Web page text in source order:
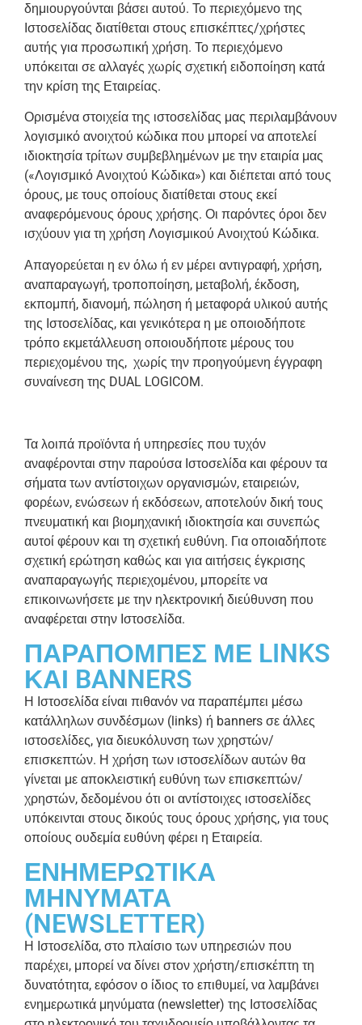
δημιουργούνται βάσει αυτού. Το περιεχόμενο της
Ιστοσελίδας διατίθεται στους επισκέπτες/χρήστες
αυτής για προσωπική χρήση. Το περιεχόμενο
υπόκειται σε αλλαγές χωρίς σχετική ειδοποίηση κατά
την κρίση της Εταιρείας.
Ορισμένα στοιχεία της ιστοσελίδας μας περιλαμβάνουν
λογισμικό ανοιχτού κώδικα που μπορεί να αποτελεί
ιδιοκτησία τρίτων συμβεβλημένων με την εταιρία μας
(«Λογισμικό Ανοιχτού Κώδικα») και διέπεται από τους
όρους, με τους οποίους διατίθεται στoυς εκεί
αναφερόμενους όρους χρήσης. Οι παρόντες όροι δεν
ισχύουν για τη χρήση Λογισμικού Ανοιχτού Κώδικα.
Απαγορεύεται η εν όλω ή εν μέρει αντιγραφή, χρήση,
αναπαραγωγή, τροποποίηση, μεταβολή, έκδοση,
εκπομπή, διανομή, πώληση ή μεταφορά υλικού αυτής
της Ιστοσελίδας, και γενικότερα η με οποιοδήποτε
τρόπο εκμετάλλευση οποιουδήποτε μέρους του
περιεχομένου της, χωρίς την προηγούμενη έγγραφη
συναίνεση της DUAL LOGICOM.
Τα λοιπά προϊόντα ή υπηρεσίες που τυχόν
αναφέρονται στην παρούσα Ιστοσελίδα και φέρουν τα
σήματα των αντίστοιχων οργανισμών, εταιρειών,
φορέων, ενώσεων ή εκδόσεων, αποτελούν δική τους
πνευματική και βιομηχανική ιδιοκτησία και συνεπώς
αυτοί φέρουν και τη σχετική ευθύνη. Για οποιαδήποτε
σχετική ερώτηση καθώς και για αιτήσεις έγκρισης
αναπαραγωγής περιεχομένου, μπορείτε να
επικοινωνήσετε με την ηλεκτρονική διεύθυνση που
αναφέρεται στην Ιστοσελίδα.
ΠΑΡΑΠΟΜΠΕΣ ΜΕ LINKS
ΚΑΙ BANNERS
Η Ιστοσελίδα είναι πιθανόν να παραπέμπει μέσω
κατάλληλων συνδέσμων (links) ή banners σε άλλες
ιστοσελίδες, για διευκόλυνση των χρηστών/
επισκεπτών. Η χρήση των ιστοσελίδων αυτών θα
γίνεται με αποκλειστική ευθύνη των επισκεπτών/
χρηστών, δεδομένου ότι οι αντίστοιχες ιστοσελίδες
υπόκεινται στους δικούς τους όρους χρήσης, για τους
οποίους ουδεμία ευθύνη φέρει η Εταιρεία.
ΕΝΗΜΕΡΩΤΙΚΑ
ΜΗΝΥΜΑΤΑ
(NEWSLETTER)
Η Ιστοσελίδα, στο πλαίσιο των υπηρεσιών που
παρέχει, μπορεί να δίνει στον χρήστη/επισκέπτη τη
δυνατότητα, εφόσον ο ίδιος το επιθυμεί, να λαμβάνει
ενημερωτικά μηνύματα (newsletter) της Ιστοσελίδας